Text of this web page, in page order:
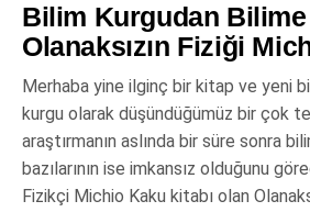
Bilim Kurgudan
Olanaksızın Fiziği
Merhaba yine ilginç bir kitap ve yeni
kurgu olarak düşündüğümüz bir çok
araştırmanın aslında bir süre sonra
bazılarının ise imkansız olduğunu
Fizikçi Michio Kaku kitabı olan